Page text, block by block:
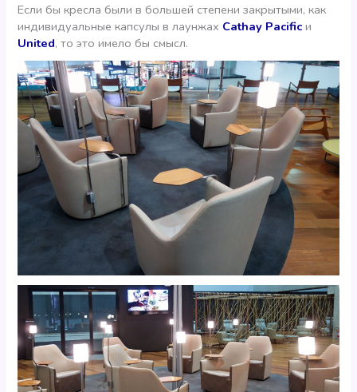
Если бы кресла были в большей степени закрытыми, как
индивидуальные капсулы в лаунжах Cathay Pacific и
United, то это имело бы смысл.